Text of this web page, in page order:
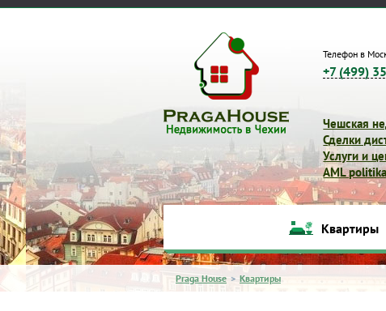
Телефон в
+7 (499)
Чешская
Сделки
Услуги и
AML
Квартиры
Praga House > Квартиры